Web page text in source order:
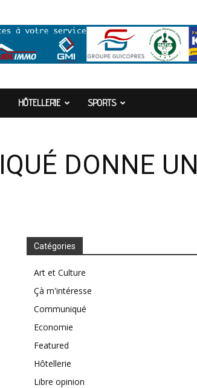
HÔTELLERIE SPORTS
DONNE UN
Catégories
Art et Culture
Çà m'intéresse
Communiqué
Economie
Featured
Hôtellerie
Libre opinion